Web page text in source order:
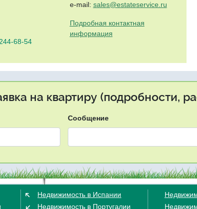
68-54
e-mail: sales@estateservice.ru
Подробная контактная
информация
на квартиру (подробности,
Сообщение
Недвижимость в Испании
Недвижимость в Португалии